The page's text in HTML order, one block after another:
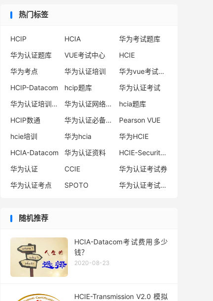
热门标签
HCIP HCIA
华为考试题库
华为认证题库
VUE考试中心
HCIE
华为考点
华为认证培训
华为vue考试中心
HCIP-Datacom
hcip题库
华为认证考试
华为认证培训机构
华为认证网络工程师
hcia题库
HCIP数通
华为认证必备电子书系列
Pearson VUE
hcie培训
华为hcia
华为HCIE
HCIA-Datacom
华为认证资料
HCIE-Security备考指南
华为认证
CCIE
华为认证考试券
华为认证考点
SPOTO 华为认证考试费用
随机推荐
HCIA-Datacom考试费用多少
钱？
2020-08-23
HCIE-Transmission V2.0 模拟